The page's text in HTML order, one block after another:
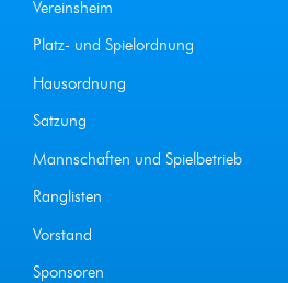
Vereinsheim
Platz- und Spielordnung
Hausordnung
Satzung
Mannschaften und Spielbetrieb
Ranglisten
Vorstand
Sponsoren